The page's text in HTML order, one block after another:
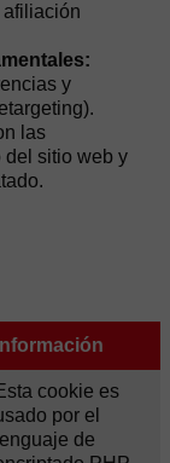
y
las
del sitio web y
Información
cookie es
por el
lenguaje de